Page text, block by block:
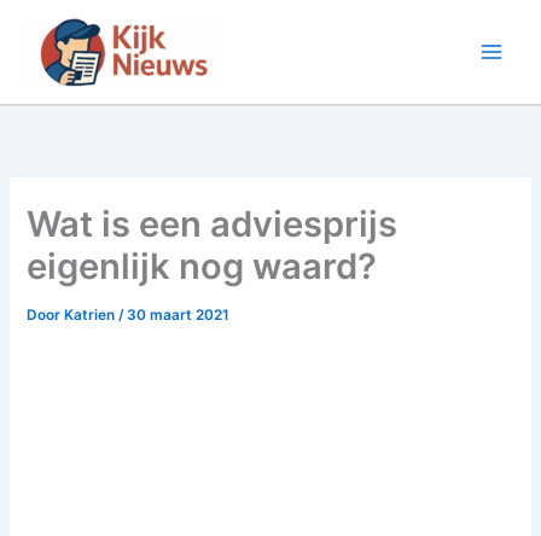
inhoud
Wat is een adviesprijs
eigenlijk nog waard?
Door Katrien/30 maart 2021